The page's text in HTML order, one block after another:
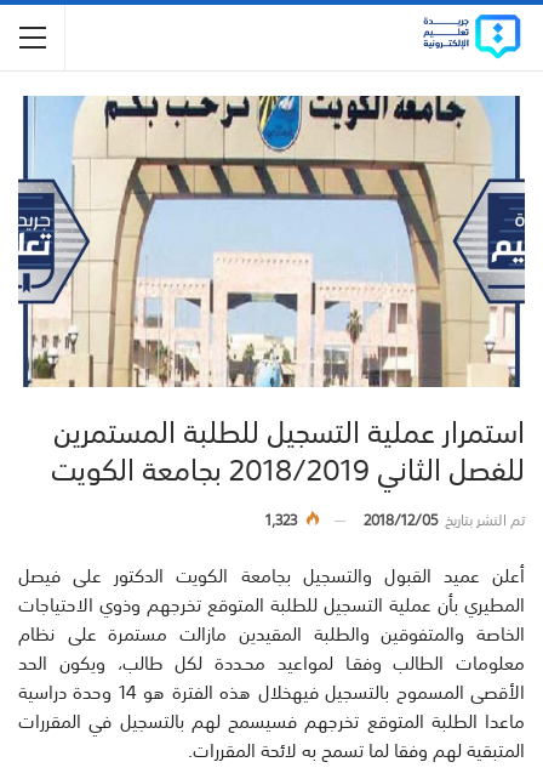
استمرار عملية التسجيل للطلبة المستمرين
للفصل الثاني 2018/2019 بجامعة الكويت
تم النشر بتاريخ2018/12/05
1,323
أعلن عميد القبول والتسجيل بجامعة الكويت الدكتور على فيصل
المطيري بأن عملية التسجيلللطلبة المتوقعتخرجهم وذوي الاحتياجات
الخاصة والمتفوقين والطلبة المقيدين مازالت مستمرة على نظام
معلومات الطالب وفقـا لمواعيد محـددة لكل طالب، ويكون الحد
الأقصى المسموح بالتسجيلفيهخلال هذه الفترة هو14 وحدةدراسية
ماعدا الطلبة المتوقع تخرجهم فسيسمح لهم بالتسجيل في المقررات
المتبقيةلهموفقالماتسمحبهلائحةالمقررات.